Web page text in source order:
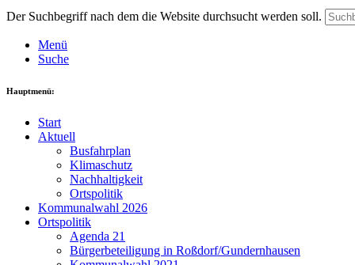
Der Suchbegriff nach dem die Website durchsucht werden soll.
Menü
Suche
Hauptmenü:
Start
Aktuell
Busfahrplan
Klimaschutz
Nachhaltigkeit
Ortspolitik
Kommunalwahl 2026
Ortspolitik
Agenda 21
Bürgerbeteiligung in Roßdorf/Gundernhausen